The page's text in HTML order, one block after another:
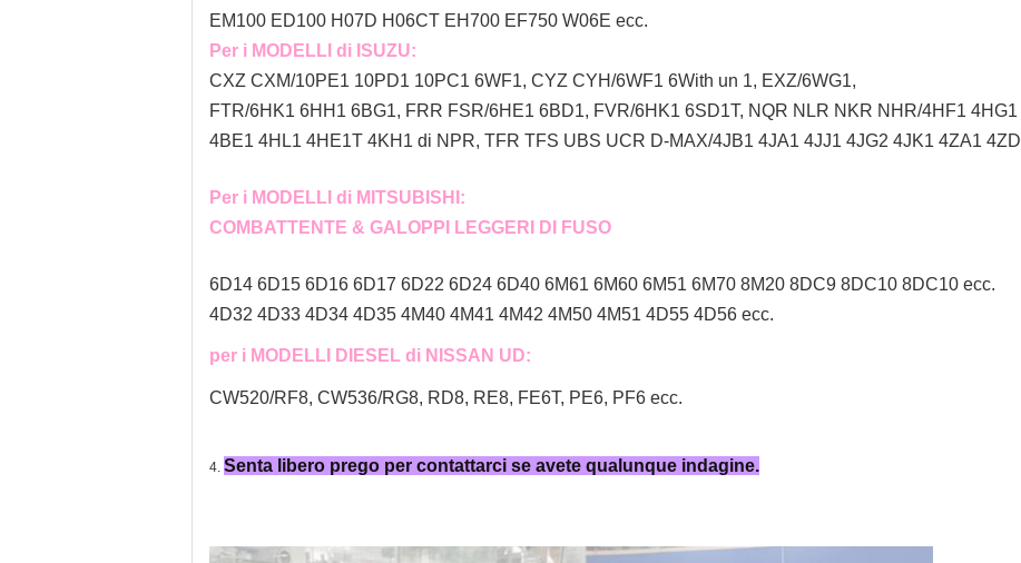
EM100 ED100 H07D H06CT EH700 EF750 W06E ecc.
Per i MODELLI di ISUZU:
CXZ CXM/10PE1 10PD1 10PC1 6WF1, CYZ CYH/6WF1 6With un 1, EXZ/6WG1,
FTR/6HK1 6HH1 6BG1, FRR FSR/6HE1 6BD1, FVR/6HK1 6SD1T, NQR NLR NKR NHR/4HF1
4BE1 4HL1 4HE1T 4KH1 di NPR, TFR TFS UBS UCR D-MAX/4JB1 4JA1 4JJ1 4JG2 4JK1 4ZA1
Per i MODELLI di MITSUBISHI:
COMBATTENTE & GALOPPI LEGGERI DI FUSO
6D14 6D15 6D16 6D17 6D22 6D24 6D40 6M61 6M60 6M51 6M70 8M20 8DC9 8DC10 8DC10 ecc.
4D32 4D33 4D34 4D35 4M40 4M41 4M42 4M50 4M51 4D55 4D56 ecc.
per i MODELLI DIESEL di NISSAN UD:
CW520/RF8, CW536/RG8, RD8, RE8, FE6T, PE6, PF6 ecc.
4. Senta libero prego per contattarci se avete qualunque indagine.